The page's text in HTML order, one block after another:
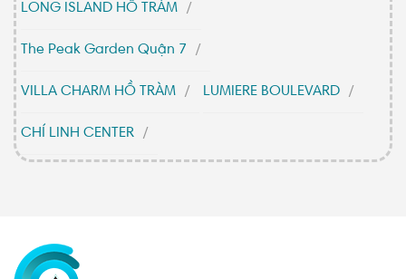
LONG ISLAND HỒ TRÀM
The Peak Garden Quận 7
VILLA CHARM HỒ TRÀM LUMIERE BOULEVARD
CHÍ LINH CENTER